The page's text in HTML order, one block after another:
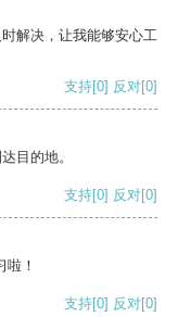
解决，让我能够安心工
支持[0] 反对[0]
目的地。
支持[0] 反对[0]
！
支持[0] 反对[0]